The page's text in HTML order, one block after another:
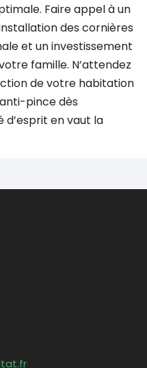
Faire appel à un
des cornières
et un investissement
famille. N’attendez
de votre habitation
pince dès
d’esprit en vaut la